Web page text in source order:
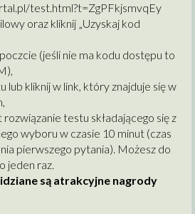
test.html?t=ZgPFkjsmvqEy
oraz kliknij „Uzyskaj kod
(jeśli nie ma kodu dostępu to
lub kliknij w link, który znajduje się w
testu składającego się z
wyboru w czasie 10 minut (czas
pierwszego pytania). Możesz do
jeden raz.
są atrakcyjne nagrody